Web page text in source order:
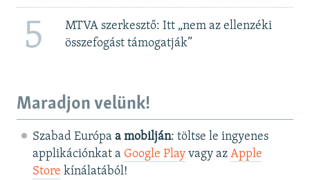
5
MTVA szerkesztő: Itt „nem az ellenzéki
összefogást támogatják”
Maradjon velünk!
Szabad Európa a mobilján: töltse le ingyenes
applikációnkat a Google Playvagy az Apple
Store kínálatából!